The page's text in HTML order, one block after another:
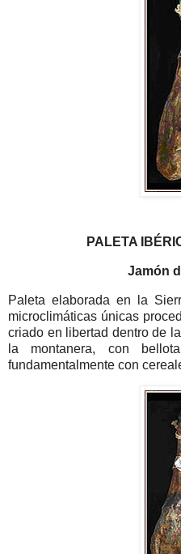
PALETA
Jamón
Paleta elaborada en la
microclimáticas únicas
criado en libertad dentro de
la montanera, con
fundamentalmente con